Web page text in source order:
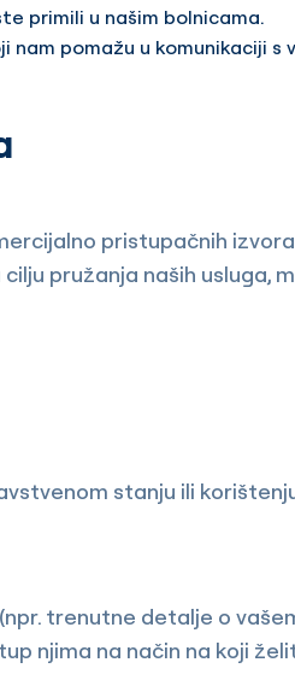
primili u našim bolnicama.
pomažu u komunikaciji s
pristupačnih
pružanja naših
stanju ili
trenutne detalje o
njima na način na koji